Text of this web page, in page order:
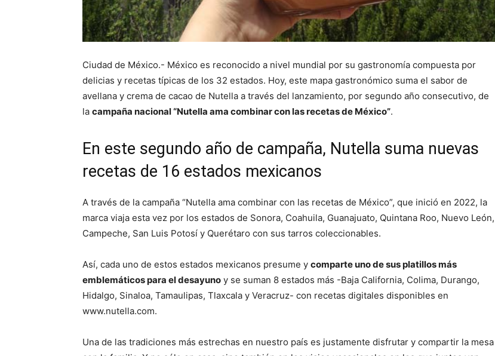
Ciudad de México.- México es reconocido a nivel mundial por su gastronomía compuesta por
delicias y recetas típicas de los 32 estados. Hoy, este mapa gastronómico suma el sabor de
avellana y crema de cacao de Nutella a través del lanzamiento, por segundo año consecutivo, de
la campaña nacional “Nutella ama combinar con las recetas de México”.
En este segundo año de campaña, Nutella suma nuevas
recetas de 16 estados mexicanos
A través de la campaña “Nutella ama combinar con las recetas de México”, que inició en 2022, la
marca viaja esta vez por los estados de Sonora, Coahuila, Guanajuato, Quintana Roo, Nuevo León,
Campeche, San Luis Potosí y Querétaro con sus tarros coleccionables.
Así, cada uno de estos estados mexicanos presume y comparte uno de sus platillos más
emblemáticos para el desayuno y se suman 8 estados más -Baja California, Colima, Durango,
Hidalgo, Sinaloa, Tamaulipas, Tlaxcala y Veracruz- con recetas digitales disponibles en
www.nutella.com.
Una de las tradiciones más estrechas en nuestro país es justamente disfrutar y compartir la mesa